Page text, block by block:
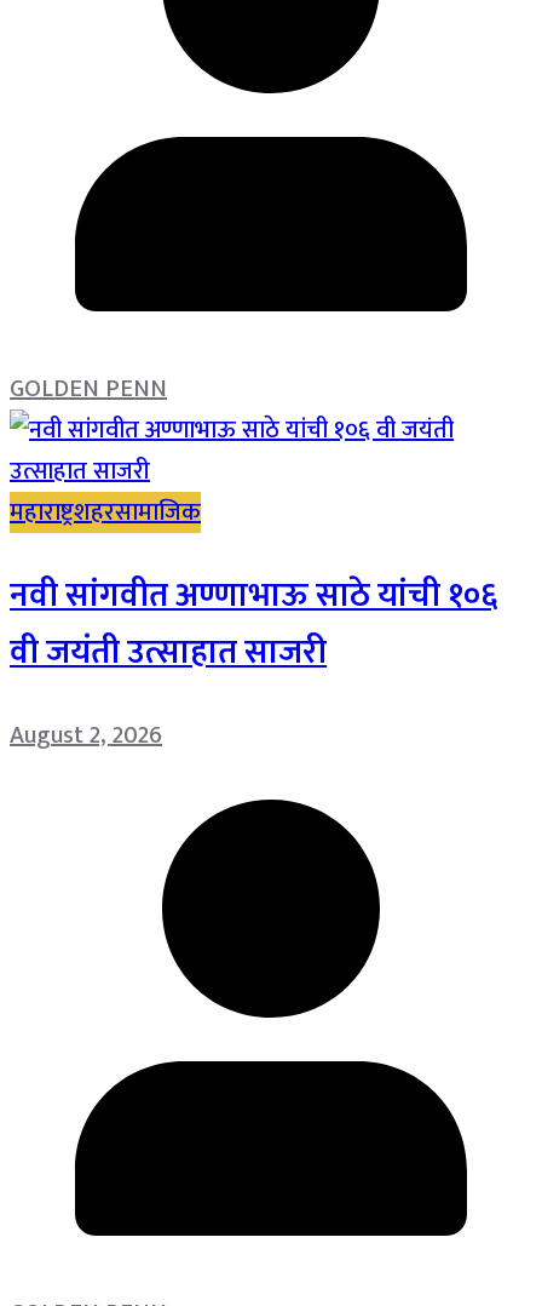
GOLDEN PENN
महाराष्ट्रशहरसामाजिक
नवी सांगवीत अण्णाभाऊ साठे यांची १०६
वी जयंती उत्साहात साजरी
August 2, 2026